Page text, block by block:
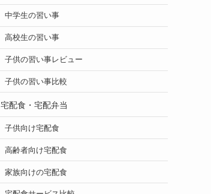
中学生の習い事
高校生の習い事
子供の習い事レビュー
子供の習い事比較
宅配食・宅配弁当
子供向け宅配食
高齢者向け宅配食
家族向けの宅配食